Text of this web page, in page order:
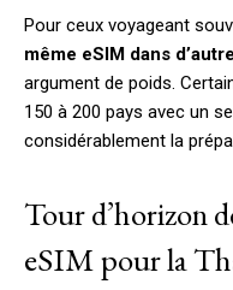
Pour ceux voyageant
même eSIM dans
argument de poids.
150 à 200 pays avec un
considérablement la
Tour d’horizon
eSIM pour la